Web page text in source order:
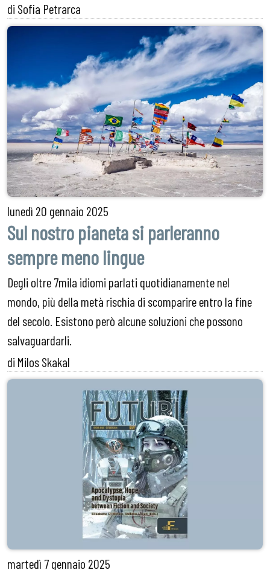
di Sofia Petrarca
lunedì 20 gennaio 2025
Sul nostro pianeta si parleranno
sempre meno lingue
Degli oltre 7mila idiomi parlati quotidianamente nel
mondo, più della metà rischia di scomparire entro la fine
del secolo. Esistono però alcune soluzioni che possono
salvaguardarli.
di Milos Skakal
martedì 7 gennaio 2025